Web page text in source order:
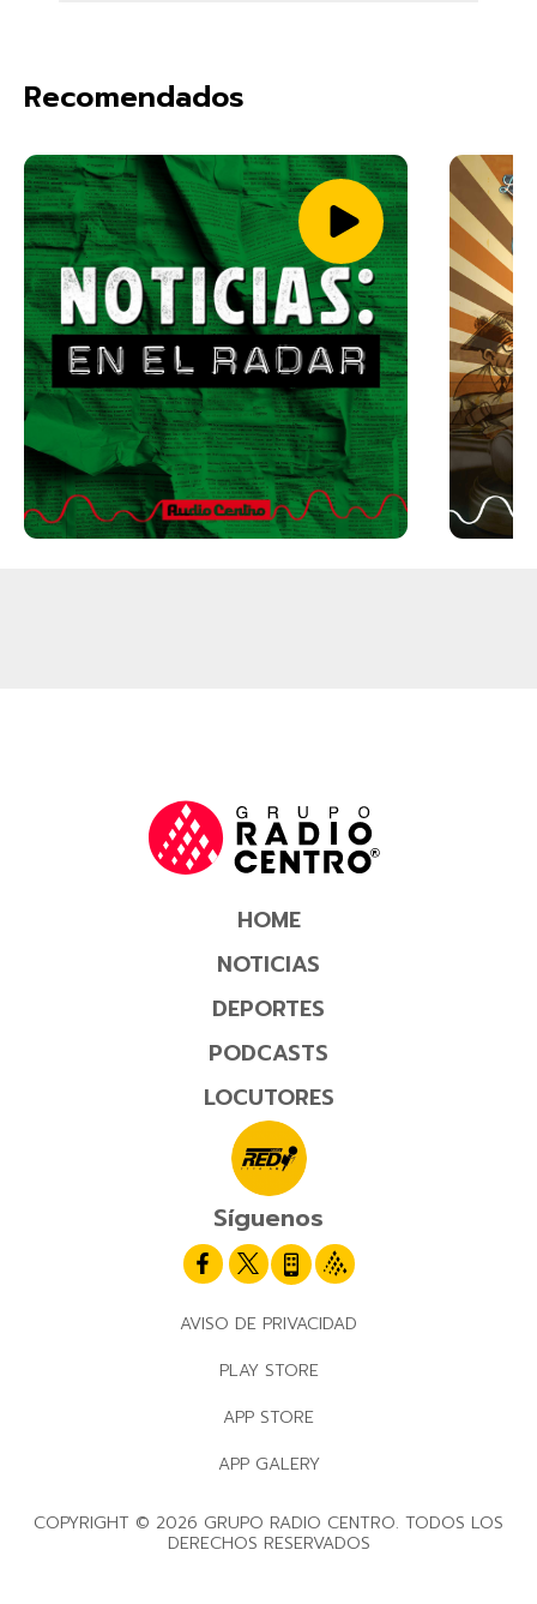
Recomendados
HOME
NOTICIAS
DEPORTES
PODCASTS
LOCUTORES
Síguenos
AVISO DE PRIVACIDAD
PLAY STORE
APP STORE
APP GALERY
COPYRIGHT © 2026 GRUPO RADIO CENTRO. TODOS LOS
DERECHOS RESERVADOS